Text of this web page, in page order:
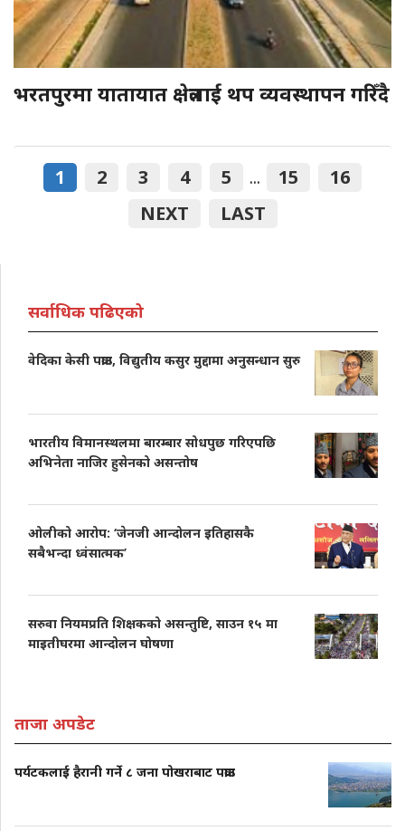
भरतपुरमा यातायात क्षेत्रलाई थप व्यवस्थापन गरिँदै
1 2 3 4 5 ... 15
16
NEXT
LAST
सर्वाधिक पढिएको
वेदिका केसी पक्राउ, विद्युतीय कसुर मुद्दामा अनुसन्धान सुरु
भारतीय विमानस्थलमा बारम्बार सोधपुछ गरिएपछि
अभिनेता नाजिर हुसेनको असन्तोष
ओलीको आरोप: ‘जेनजी आन्दोलन इतिहासकै
सबैभन्दा ध्वंसात्मक’
सरुवा नियमप्रति शिक्षकको असन्तुष्टि, साउन १५ मा
माइतीघरमा आन्दोलन घोषणा
ताजा अपडेट
पर्यटकलाई हैरानी गर्ने ८ जना पोखराबाट पक्राउ